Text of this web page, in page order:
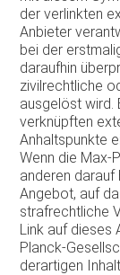
der verlinkten
Anbieter
bei der
daraufhin
zivilrechtliche
ausgelöst wird.
verknüpften
Anhaltspunkte
Wenn die Max-
anderen darauf
Angebot, auf
strafrechtliche
Link auf dieses
Planck-
derartigen